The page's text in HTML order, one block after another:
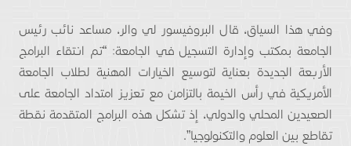
وفي هذا السياق، قال البروفيسور لي والر، مساعد نائب رئيس
الجامعة بمكتب وإدارة التسجيل في الجامعة: “تم انتقاء البرامج
الأربعة الجديدة بعناية لتوسيع الخيارات المهنية لطلاب الجامعة
الأمريكية في رأس الخيمة بالتزامن مع تعزيز امتداد الجامعة على
الصعيدين المحلي والدولي، إذ تشكل هذه البرامج المتقدمة نقطة
تقاطع بين العلوم والتكنولوجيا”.